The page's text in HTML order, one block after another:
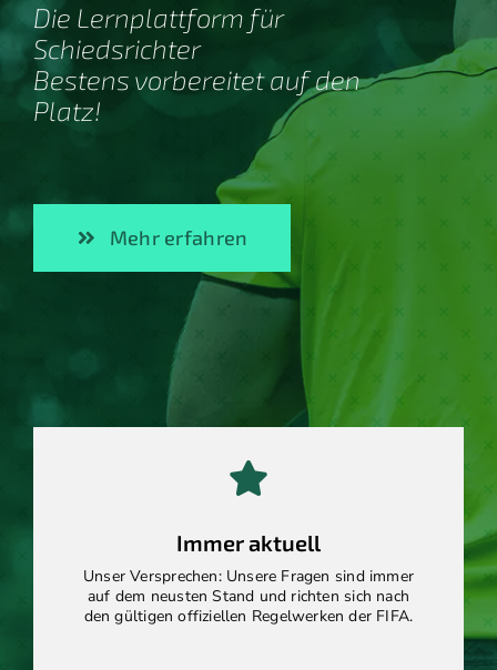
Die Lernplattform für
Schiedsrichter
Bestens vorbereitet auf den
Platz!
Mehr erfahren
Immer aktuell
Unser Versprechen: Unsere Fragen sind immer
auf dem neusten Stand und richten sich nach
den gültigen offiziellen Regelwerken der FIFA.